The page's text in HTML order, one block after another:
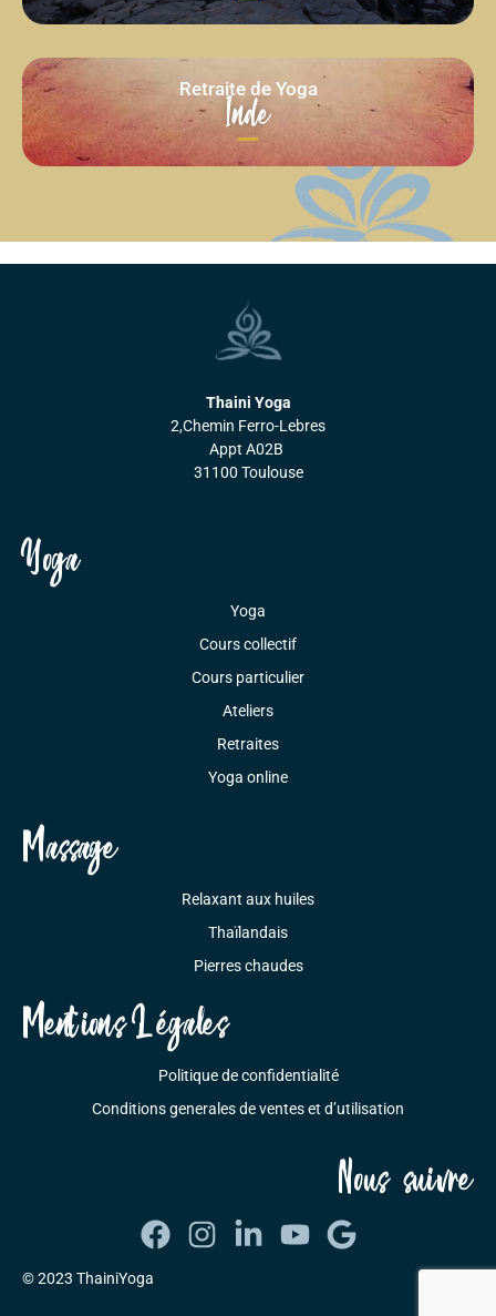
Retraite de Yoga
Inde
Thaini Yoga
2,Chemin Ferro-Lebres
Appt A02B
31100 Toulouse
Yoga
Yoga
Cours collectif
Cours particulier
Ateliers
Retraites
Yoga online
Massage
Relaxant aux huiles
Thaïlandais
Pierres chaudes
Mentions Légales
Politique de confidentialité
Conditions generales de ventes et d’utilisation
Nous suivre
© 2023 ThainiYoga